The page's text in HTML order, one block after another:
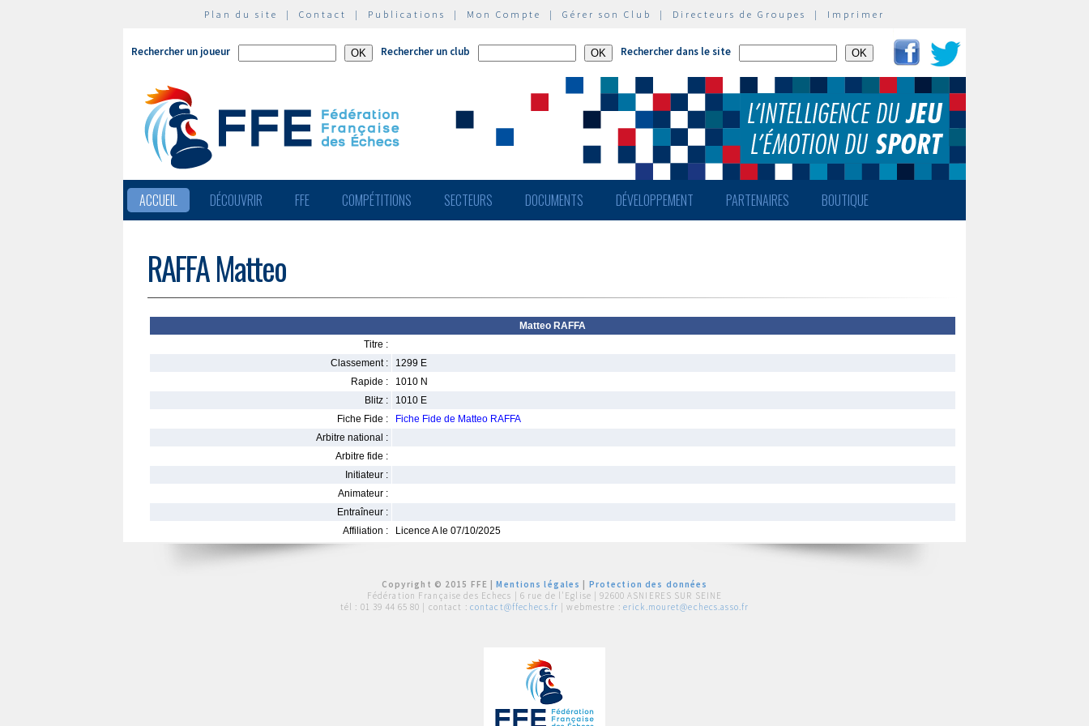
Plan du site | Contact | Publications | Mon Compte | Gérer son Club | Directeurs de Groupes | Imprimer
Rechercher un joueur Rechercher un club Rechercher dans le site
ACCUEIL DÉCOUVRIR FFE COMPÉTITIONS SECTEURS DOCUMENTS DÉVELOPPEMENT PARTENAIRES BOUTIQUE
RAFFA Matteo
Matteo RAFFA
Titre :
Classement :
1299 E
Rapide :
1010 N
Blitz :
1010 E
Fiche Fide :
Fiche Fide de Matteo RAFFA
Arbitre national :
Arbitre fide :
Initiateur :
Animateur :
Entraîneur :
Affiliation :
Licence A le 07/10/2025
Copyright © 2015 FFE |Mentions légales
Protection des données
Fédération Française des Echecs | 6 rue de l'Eglise | 92600 ASNIERES SUR SEINE
tél : 01 39 44 65 80 | contact : contact@ffechecs.fr | webmestre : erick.mouret@echecs.asso.fr